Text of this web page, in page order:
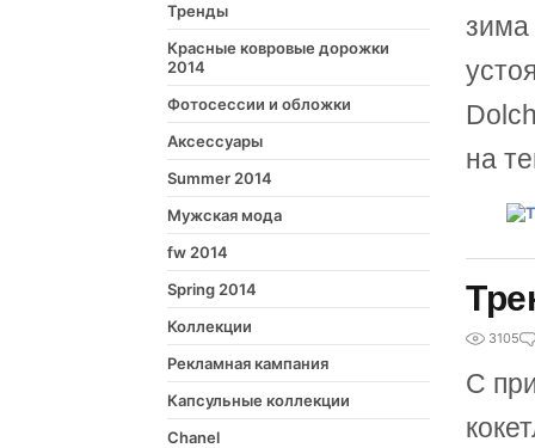
Тренды
Красные ковровые дорожки
2014
Фотосессии и обложки
Аксессуары
Summer 2014
Мужская мода
fw 2014
Spring 2014
Коллекции
Рекламная кампания
Капсульные коллекции
Chanel
зима
на
3105
С